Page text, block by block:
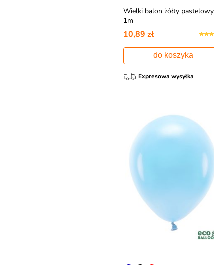
Wielki balon żółty pastelowy
1m
10,89 zł
do koszyka
Expresowa wysyłka